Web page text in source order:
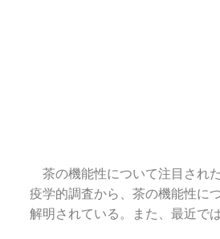
茶の機能性について注目され
疫学的調査から、茶の機能性に
解明されている。また、最近で